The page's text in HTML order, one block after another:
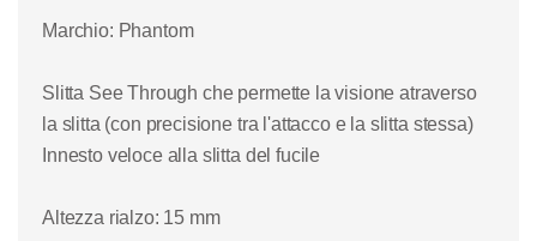
Marchio: Phantom
Slitta See Through che permette la visione atraverso
la slitta (con precisione tra l'attacco e la slitta stessa)
Innesto veloce alla slitta del fucile
Altezza rialzo: 15 mm